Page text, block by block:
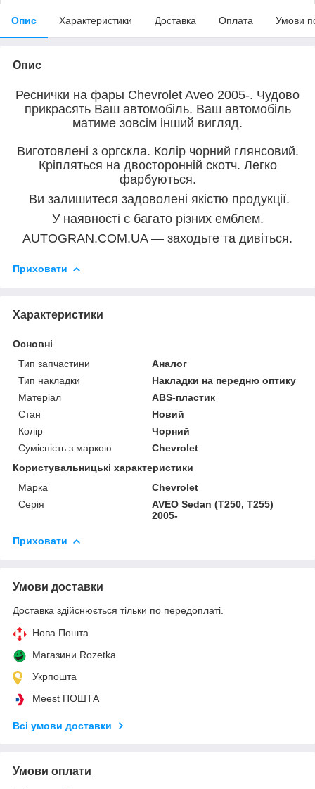
Опис Характеристики Доставка Оплата Умови
Опис
Реснички на фары Chevrolet Aveo 2005-. Чудово
прикрасять Ваш автомобіль. Ваш автомобіль
матиме зовсім інший вигляд.
Виготовлені з оргскла. Колір чорний глянсовий.
Кріпляться на двосторонній скотч. Легко
фарбуються.
Ви залишитеся задоволені якістю продукції.
У наявності є багато різних емблем.
AUTOGRAN.COM.UA — заходьте та дивіться.
Приховати
Характеристики
Основні
Тип запчастини
Аналог
Тип накладки
Накладки на передню оптику
Матеріал
ABS-пластик
Стан
Новий
Колір
Чорний
Сумісність з маркою
Chevrolet
Користувальницькі характеристики
Марка
Chevrolet
Серія
AVEO Sedan (T250, T255)
2005-
Приховати
Умови доставки
Доставка здійснюється тільки по передоплаті.
Нова Пошта
Магазини Rozetka
Укрпошта
Meest ПОШТА
Всі умови доставки
Умови оплати